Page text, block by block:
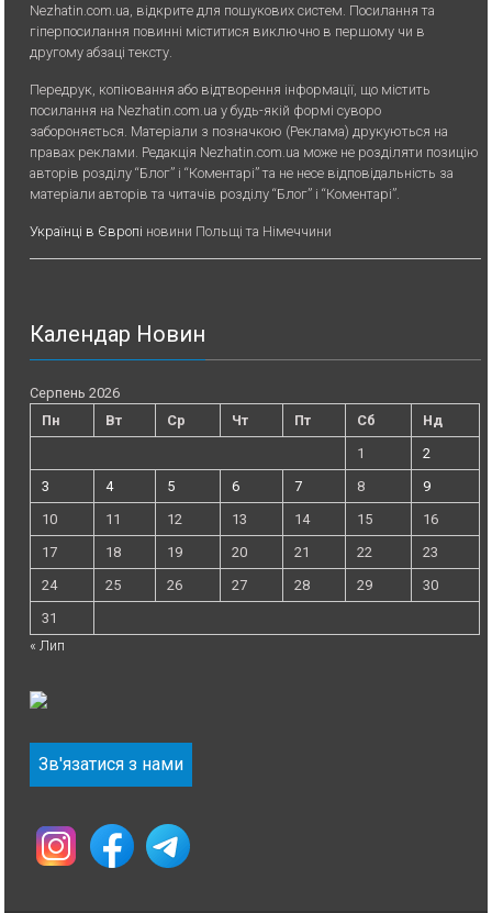
Nezhatin.com.ua, відкрите для пошукових систем. Посилання та
гіперпосилання повинні міститися виключно в першому чи в
другому абзаці тексту.
Передрук, копiювання або вiдтворення iнформацiї, що мiстить
посилання на Nezhatin.com.ua у будь-якiй формi суворо
забороняється. Матеріали з позначкою (Реклама) друкуються на
правах реклами. Редакція Nezhatin.com.ua може не розділяти позицію
авторів розділу “Блог” і “Коментарі” та не несе відповідальність за
матеріали авторів та читачів розділу “Блог” і “Коментарі”.
Українці в Європі новини Польщі та Німеччини
Календар Новин
Серпень 2026
Пн
Вт Ср Чт Пт Сб
Нд
1
2
3
4 5 6 7 8
9
10
11 12 13 14 15
16
17
18 19 20 21 22
23
24
25 26 27 28 29
30
31
« Лип
Зв'язатися з нами